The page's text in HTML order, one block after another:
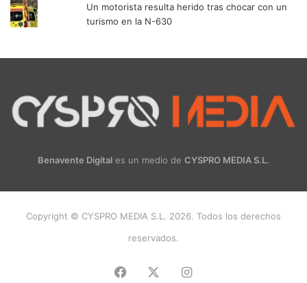
Un motorista resulta herido tras chocar con un
turismo en la N-630
Benavente Digital es un medio de CYSPRO MEDIA S.L.
Copyright © CYSPRO MEDIA S.L. 2026. Todos los derechos
reservados.
Facebook Instagram